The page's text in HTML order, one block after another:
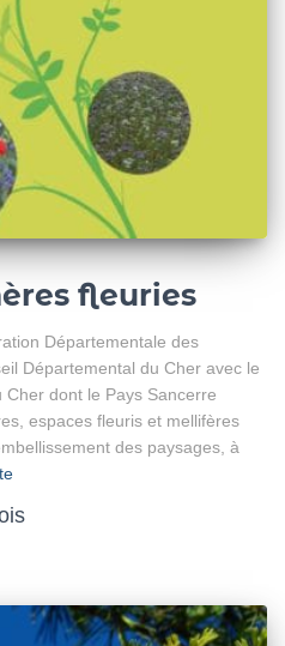
fleuries
Départementale des
Départemental du Cher avec le
dont le Pays Sancerre
espaces fleuris et mellifères
des paysages, à